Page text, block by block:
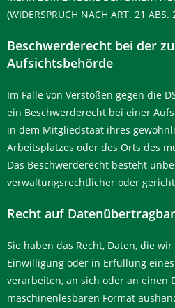
(WIDERSPRUCH NACH ART. 21 ABS.
Beschwerderecht bei der
Aufsichtsbehörde
Im Falle von Verstößen gegen die
ein Beschwerderecht bei einer
in dem Mitgliedstaat ihres
Arbeitsplatzes oder des Orts des
Das Beschwerderecht besteht
verwaltungsrechtlicher oder
Recht auf
Sie haben das Recht, Daten, die
Einwilligung oder in Erfüllung
verarbeiten, an sich oder an einen
maschinenlesbaren Format